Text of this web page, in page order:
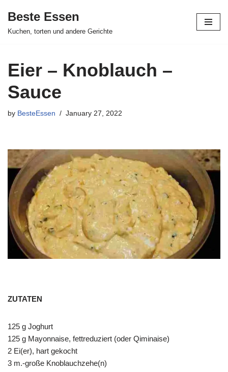
Skip
Beste Essen
Kuchen, torten und andere Gerichte
Eier – Knoblauch –
Sauce
by BesteEssen January 27, 2022
ZUTATEN
125 g Joghurt
125 g Mayonnaise, fettreduziert (oder Qiminaise)
2 Ei(er), hart gekocht
3 m.-große Knoblauchzehe(n)